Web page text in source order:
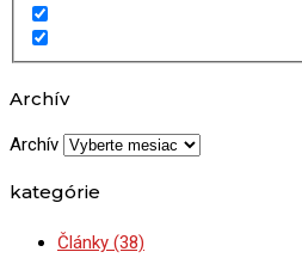
Archív
Archív
kategórie
Články (38)